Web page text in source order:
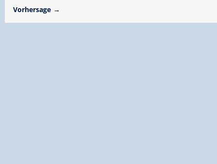
Vorhersage